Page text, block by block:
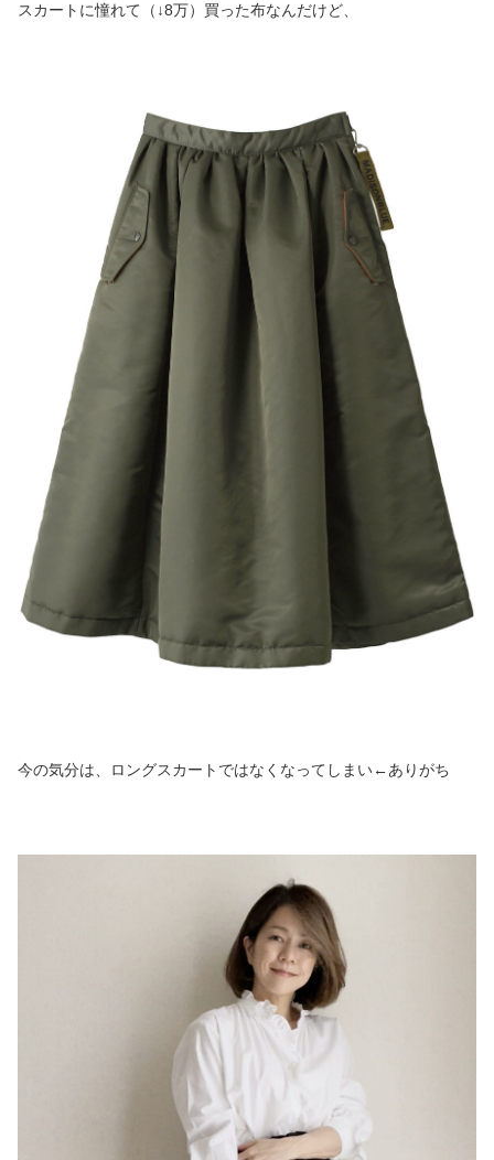
スカートに憧れて（↓8万）買った布なんだけど、
今の気分は、ロングスカートではなくなってしまい←ありがち